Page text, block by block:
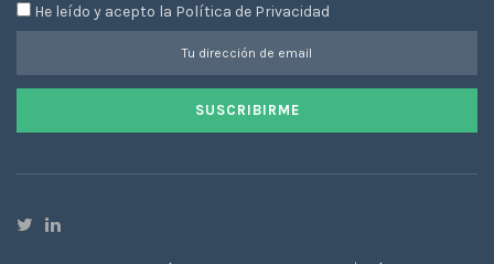
He leído y acepto la Política de Privacidad